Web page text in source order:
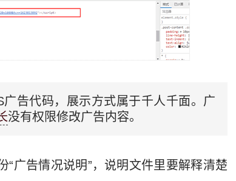
告代码，展示方式属于千人千面。广
没有权限修改广告内容。
广告情况说明”，说明文件里要解释清楚